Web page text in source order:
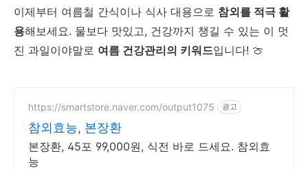
이제부터 여름철 간식이나 식사 대용으로 참외를 적극 활
용해보세요. 물보다 맛있고, 건강까지 챙길 수 있는 이 멋
진 과일이야말로 여름 건강관리의 키워드입니다! 🍈
https://smartstore.naver.com/output1075 광고
참외효능, 본장환
본장환, 45포 99,000원, 식전 바로 드세요. 참외효
능